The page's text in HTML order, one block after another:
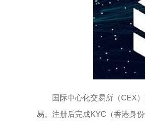
国际中心化交易所（CEX
易。注册后完成KYC（香港身